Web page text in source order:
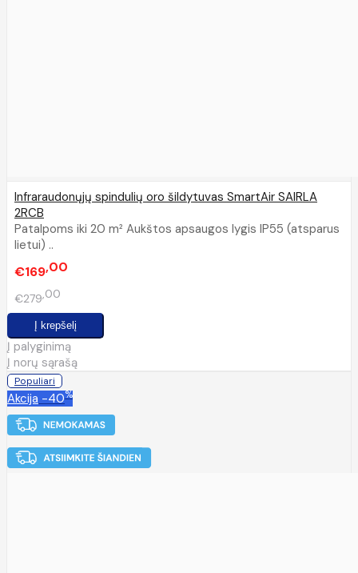
Infraraudonųjų spindulių oro šildytuvas SmartAir SAIRLA
2RCB
Patalpoms iki 20 m² Aukštos apsaugos lygis IP55 (atsparus
lietui) ..
€169 00
€279 00
Į palyginimą
Į norų sąrašą
Populiari
Akcija -40%